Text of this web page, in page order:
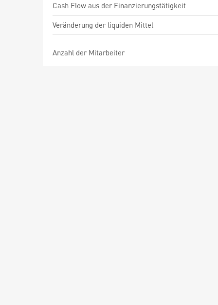
Cash Flow aus der Finanzierungstätigkeit
Veränderung der liquiden Mittel
Anzahl der Mitarbeiter